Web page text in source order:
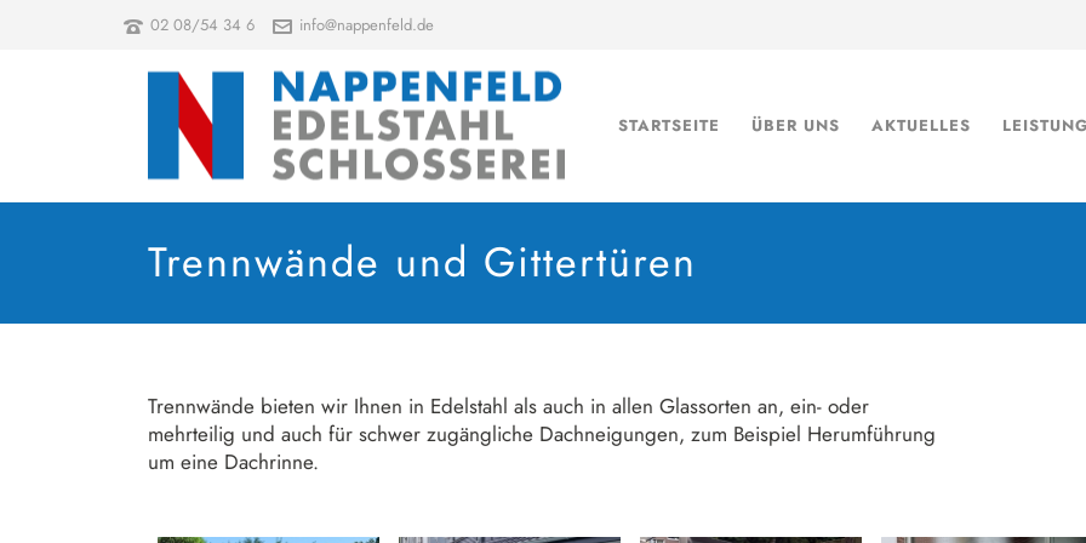
02 08/54 34 6 info@nappenfeld.de
STARTSEITE ÜBER UNS AKTUELLES
Trennwände und Gittertüren
Trennwände bieten wir Ihnen in Edelstahl als auch in allen Glassorten an, ein- oder
mehrteilig und auch für schwer zugängliche Dachneigungen, zum Beispiel Herumführung
um eine Dachrinne.